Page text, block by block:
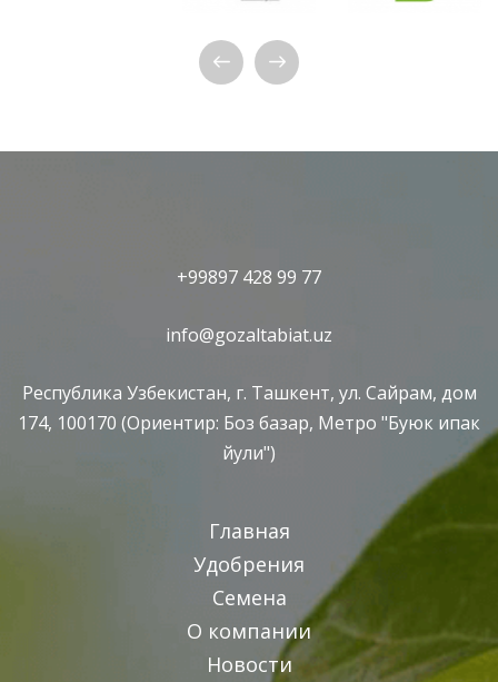
+99897 428 99 77
info@gozaltabiat.uz
Республика Узбекистан, г. Ташкент, ул. Сайрам, дом
174, 100170 (Ориентир: Боз базар, Метро "Буюк ипак
йули")
Главная
Удобрения
Семена
О компании
Новости